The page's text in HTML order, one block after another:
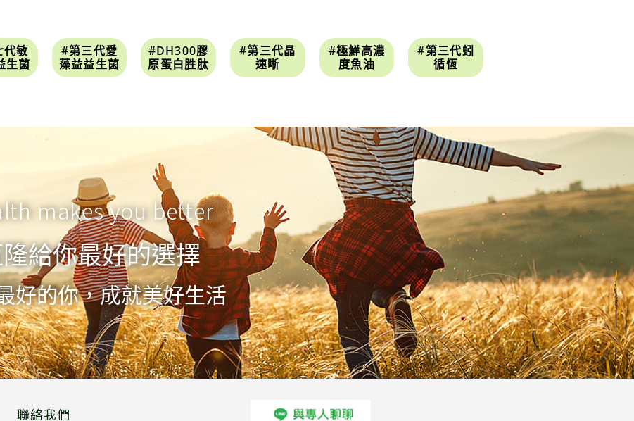
代敏
生菌
#第三代愛
藻益益生菌
#DH300膠
原蛋白胜肽
#第三代晶
速晰
#極鮮高濃
度魚油
#第三代蚓
循恆
makes you better
給你最好的選擇
好的你，成就美好生活
聯絡我們